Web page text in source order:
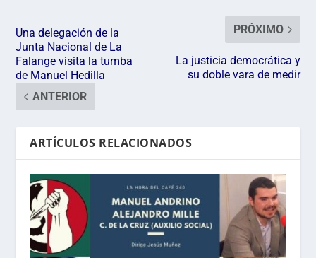
Una delegación de la
Junta Nacional de La
Falange visita la tumba
de Manuel Hedilla
ANTERIOR
PRÓXIMO
La justicia democrática y
su doble vara de medir
ARTÍCULOS RELACIONADOS